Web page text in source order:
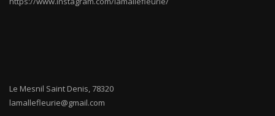
Le Mesnil Saint Denis,78320
lamallefleurie@gmail.com